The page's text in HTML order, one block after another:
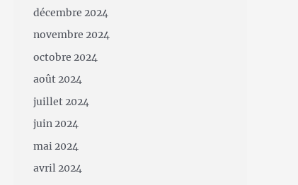
décembre 2024
novembre 2024
octobre 2024
août 2024
juillet 2024
juin 2024
mai 2024
avril 2024